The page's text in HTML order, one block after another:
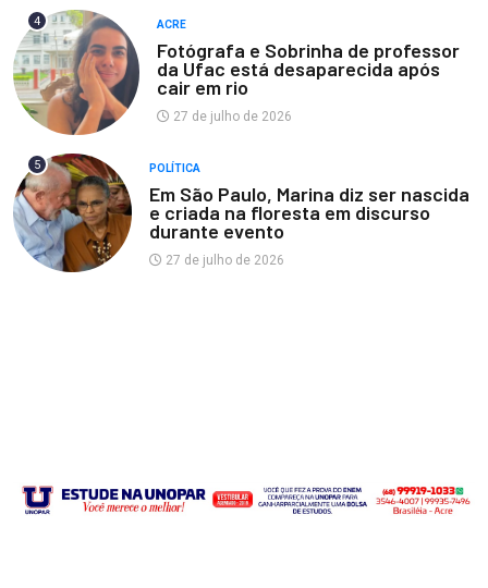
4 ACRE
Fotógrafa e Sobrinha de professor
da Ufac está desaparecida após
cair em rio
27 de julho de 2026
5 POLÍTICA
Em São Paulo, Marina diz ser nascida
e criada na floresta em discurso
durante evento
27 de julho de 2026